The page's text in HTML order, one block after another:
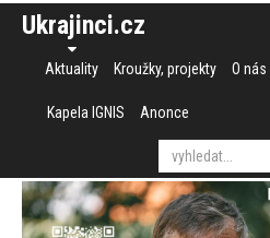
Ukrajinci.cz
Aktuality Kroužky, projekty O nás
Kapela IGNIS Anonce